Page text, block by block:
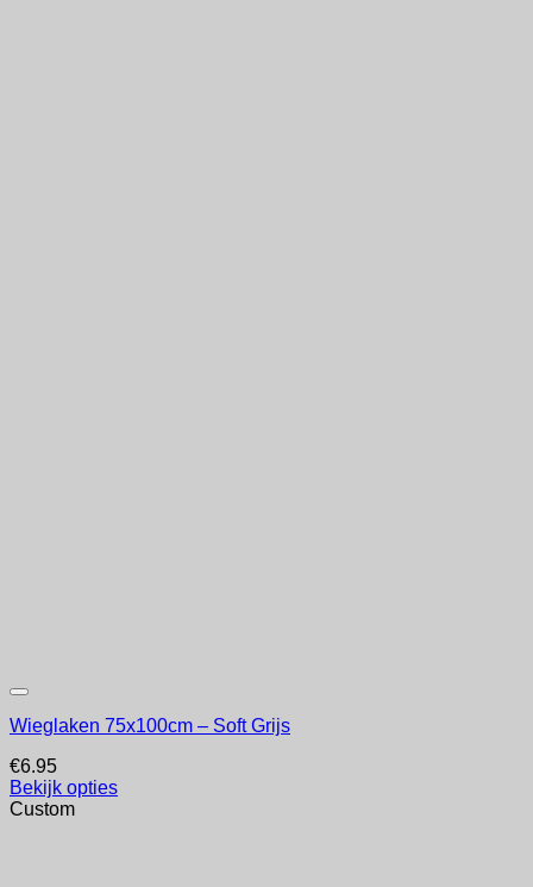
Wieglaken 75x100cm – Soft Grijs
€6.95
Bekijk opties
Custom